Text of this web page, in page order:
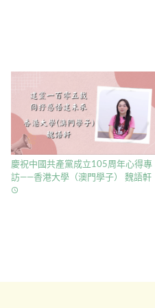
慶祝中國共產黨成立105周年心得專
訪——香港大學（澳門學子） 魏語軒
access_time